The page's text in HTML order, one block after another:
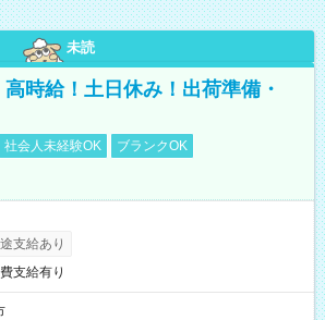
未読
時給！土日休み！出荷準備・
社会人未経験OK
ブランクOK
支給あり
支給有り